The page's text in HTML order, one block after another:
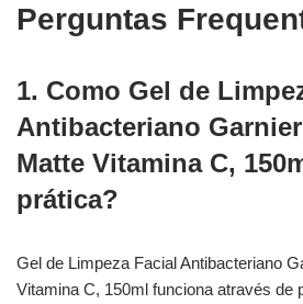
Perguntas
1. Como Gel de
Antibacteriano
Matte Vitamina C,
prática?
Gel de Limpeza Facial Antibacteriano
Vitamina C, 150ml funciona através de